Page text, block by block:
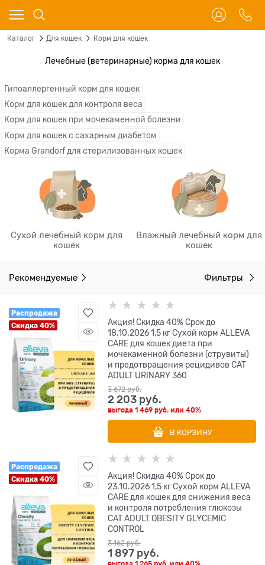
Каталог Для кошек Корм для кошек
Лечебные (ветеринарные) корма для кошек
Гипоаллергенный корм для кошек
Корм для кошек для контроля веса
Корм для кошек при мочекаменной болезни
Корм для кошек с сахарным диабетом
Корма Grandorf для стерилизованных кошек
Сухой лечебный корм для
кошек
Влажный лечебный корм для
кошек
Рекомендуемые Фильтры
Распродажа
Скидка 40%
Акция! Скидка 40% Срок до
18.10.2026 1,5 кг Сухой корм ALLEVA
CARE для кошек диета при
мочекаменной болезни (струвиты)
и предотвращения рецидивов CAT
ADULT URINARY 360
3 672 руб.
2 203 руб.
выгода1 469 руб. или40%
В КОРЗИНУ
Распродажа
Скидка 40%
Акция! Скидка 40% Срок до
23.10.2026 1,5 кг Сухой корм ALLEVA
CARE для кошек для снижения веса
и контроля потребления глюкозы
CAT ADULT OBESITY GLYCEMIC
CONTROL
3 162 руб.
1 897 руб.